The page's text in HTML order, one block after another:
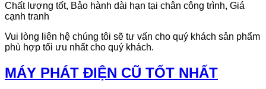
Chất lượng tốt, Bảo hành dài hạn tại chân công trình, Giá
cạnh tranh
Vui lòng liên hệ chúng tôi sẽ tư vấn cho quý khách sản phẩm
phù hợp tối ưu nhất cho quý khách.
MÁY PHÁT ĐIỆN CŨ TỐT NHẤT